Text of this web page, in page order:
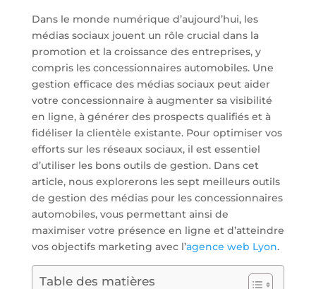
Dans le monde numérique d’aujourd’hui, les
médias sociaux jouent un rôle crucial dans la
promotion et la croissance des entreprises, y
compris les concessionnaires automobiles. Une
gestion efficace des médias sociaux peut aider
votre concessionnaire à augmenter sa visibilité
en ligne, à générer des prospects qualifiés et à
fidéliser la clientèle existante. Pour optimiser vos
efforts sur les réseaux sociaux, il est essentiel
d’utiliser les bons outils de gestion. Dans cet
article, nous explorerons les sept meilleurs outils
de gestion des médias pour les concessionnaires
automobiles, vous permettant ainsi de
maximiser votre présence en ligne et d’atteindre
vos objectifs marketing avec l’agence web Lyon.
Table des matières